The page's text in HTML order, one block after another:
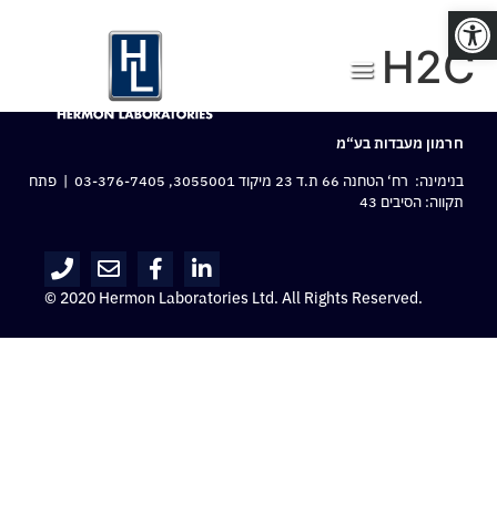
פתח סרגל נגישות
H2C
חרמון מעבדות בע“מ
בנימינה: רח‘ הטחנה 66 ת.ד 23 מיקוד 3055001,
03-376-7405 | פתח
תקווה: הסיבים 43
© 2020 Hermon Laboratories Ltd. All Rights Reserved.